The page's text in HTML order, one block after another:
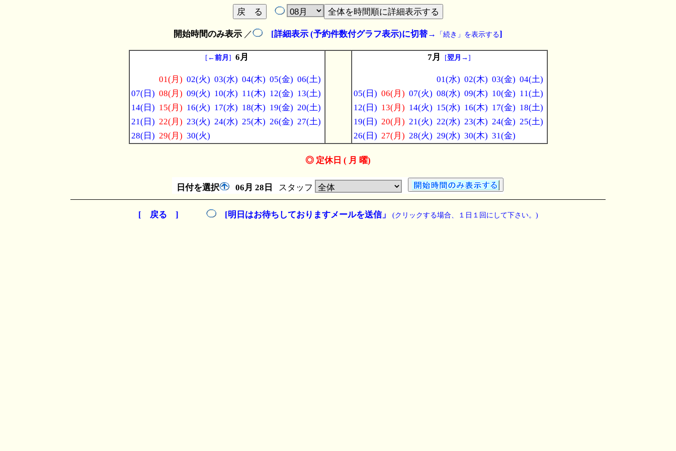
開始時間のみ表示 ／ [詳細表示 (予約件数付グラフ表示)に切替→ 「続き」を表示する]
[ ←前月 ] 6月
01(月) 02(火) 03(水) 04(木) 05(金) 06(土)
07(日) 08(月) 09(火) 10(水) 11(木) 12(金) 13(土)
14(日) 15(月) 16(火) 17(水) 18(木) 19(金) 20(土)
21(日) 22(月) 23(火) 24(水) 25(木) 26(金) 27(土)
28(日) 29(月) 30(火)
7月 [翌月→]
01(水) 02(木) 03(金) 04(土)
05(日) 06(月) 07(火) 08(水) 09(木) 10(金) 11(土)
12(日) 13(月) 14(火) 15(水) 16(木) 17(金) 18(土)
19(日) 20(月) 21(火) 22(水) 23(木) 24(金) 25(土)
26(日) 27(月) 28(火) 29(水) 30(木) 31(金)
◎ 定休日 ( 月 曜)
日付を選択 06月 28日 スタッフ
[ 戻る ] [明日はお待ちしておりますメールを送信」 (クリックする場合、１日１回にして下さい。)